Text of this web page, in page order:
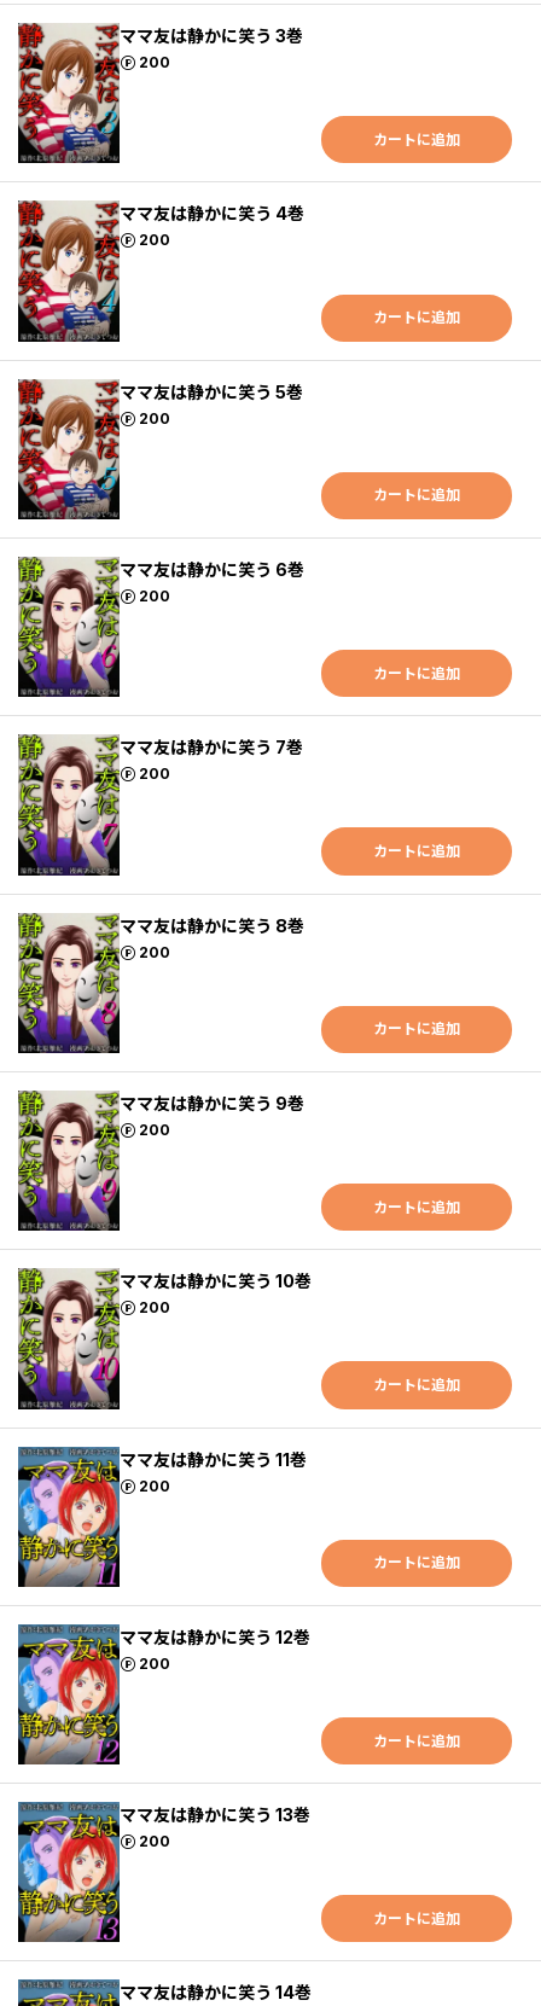
ママ友は静かに笑う 3巻
200
ポイント
カートに追加
ママ友は静かに笑う 4巻
200
ポイント
カートに追加
ママ友は静かに笑う 5巻
200
ポイント
カートに追加
ママ友は静かに笑う 6巻
200
ポイント
カートに追加
ママ友は静かに笑う 7巻
200
ポイント
カートに追加
ママ友は静かに笑う 8巻
200
ポイント
カートに追加
ママ友は静かに笑う 9巻
200
ポイント
カートに追加
ママ友は静かに笑う 10巻
200
ポイント
カートに追加
ママ友は静かに笑う 11巻
200
ポイント
カートに追加
ママ友は静かに笑う 12巻
200
ポイント
カートに追加
ママ友は静かに笑う 13巻
200
ポイント
カートに追加
ママ友は静かに笑う 14巻